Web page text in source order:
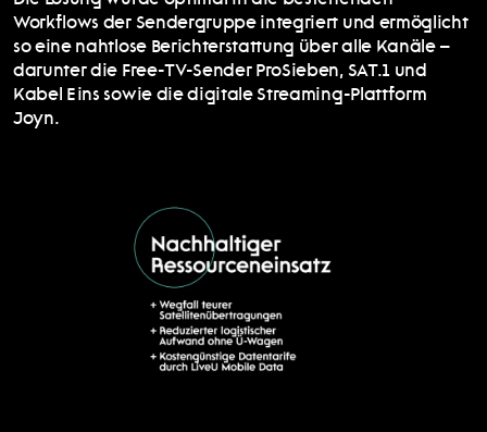
Workflows der Sendergruppe integriert und ermöglicht
so eine nahtlose Berichterstattung über alle Kanäle –
darunter die Free-TV-Sender ProSieben, SAT.1 und
Kabel Eins sowie die digitale Streaming-Plattform
Joyn.